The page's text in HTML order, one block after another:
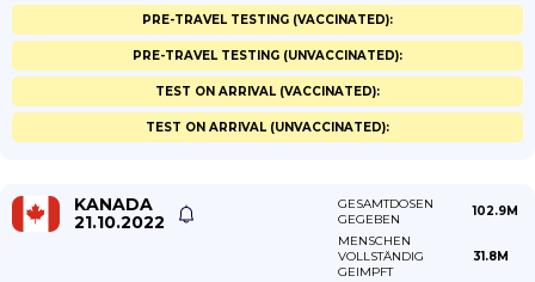
PRE-TRAVEL TESTING (VACCINATED):
PRE-TRAVEL TESTING (UNVACCINATED):
TEST ON ARRIVAL (VACCINATED):
TEST ON ARRIVAL (UNVACCINATED):
KANADA
21.10.2022
GESAMTDOSEN
GEGEBEN
102.9M
MENSCHEN
VOLLSTÄNDIG
GEIMPFT
31.8M